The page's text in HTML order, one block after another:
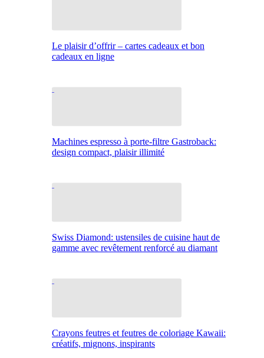
Le plaisir d’offrir – cartes cadeaux et bon
cadeaux en ligne
Machines espresso à porte-filtre Gastroback:
design compact, plaisir illimité
Swiss Diamond: ustensiles de cuisine haut de
gamme avec revêtement renforcé au diamant
Crayons feutres et feutres de coloriage Kawaii:
créatifs, mignons, inspirants